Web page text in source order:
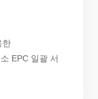
한
EPC 일괄 서